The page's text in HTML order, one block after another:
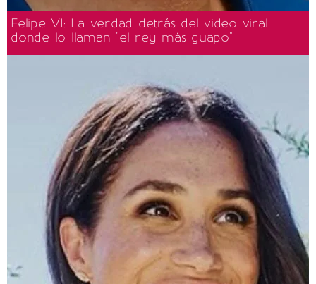
Felipe VI: La verdad detrás del video viral
donde lo llaman "el rey más guapo"